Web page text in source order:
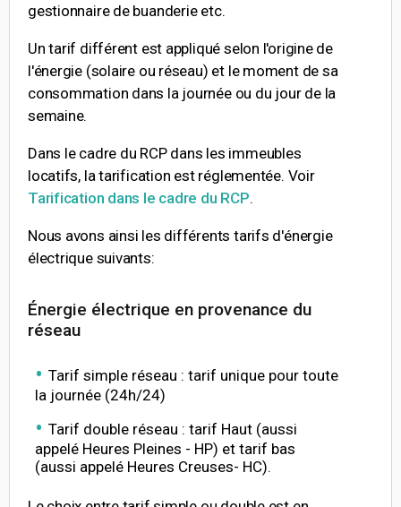
gestionnaire de buanderie etc.
Un tarif différent est appliqué selon l'origine de
l'énergie (solaire ou réseau) et le moment de sa
consommation dans la journée ou du jour de la
semaine.
Dans le cadre du RCP dans les immeubles
locatifs, la tarification est réglementée. Voir
Tarification dans le cadre du RCP.
Nous avons ainsi les différents tarifs d'énergie
électrique suivants:
Énergie électrique en provenance du
réseau
Tarif simple réseau : tarif unique pour toute
la journée (24h/24)
Tarif double réseau : tarif Haut (aussi
appelé Heures Pleines - HP) et tarif bas
(aussi appelé Heures Creuses- HC).